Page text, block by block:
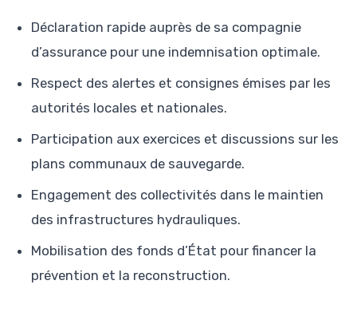
Déclaration rapide auprès de sa compagnie
d’assurance pour une indemnisation optimale.
Respect des alertes et consignes émises par les
autorités locales et nationales.
Participation aux exercices et discussions sur les
plans communaux de sauvegarde.
Engagement des collectivités dans le maintien
des infrastructures hydrauliques.
Mobilisation des fonds d’État pour financer la
prévention et la reconstruction.